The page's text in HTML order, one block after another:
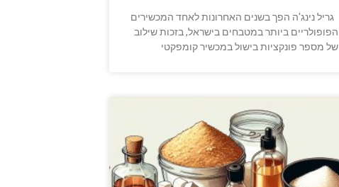
גריל נינג'ה הפך בשנים האחרונות לאחד המכשירים
הפופולריים ביותר במטבחים בישראל, בזכות שילוב
של מספר פונקציות בישול במכשיר קומפקטי